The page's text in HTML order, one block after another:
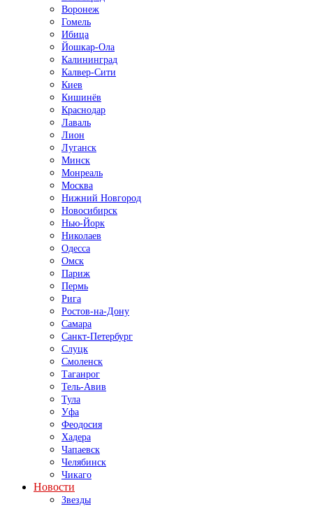
Воронеж
Гомель
Ибица
Йошкар-Ола
Калининград
Калвер-Сити
Киев
Кишинёв
Краснодар
Лаваль
Лион
Луганск
Минск
Монреаль
Москва
Нижний Новгород
Новосибирск
Нью-Йорк
Николаев
Одесса
Омск
Париж
Пермь
Рига
Ростов-на-Дону
Самара
Санкт-Петербург
Слуцк
Смоленск
Таганрог
Тель-Авив
Тула
Уфа
Феодосия
Хадера
Чапаевск
Челябинск
Чикаго
Новости
Звезды